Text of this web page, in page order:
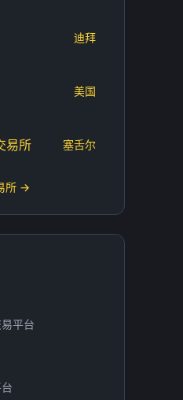
迪拜
美国
易所 塞舌尔
所 →
平台